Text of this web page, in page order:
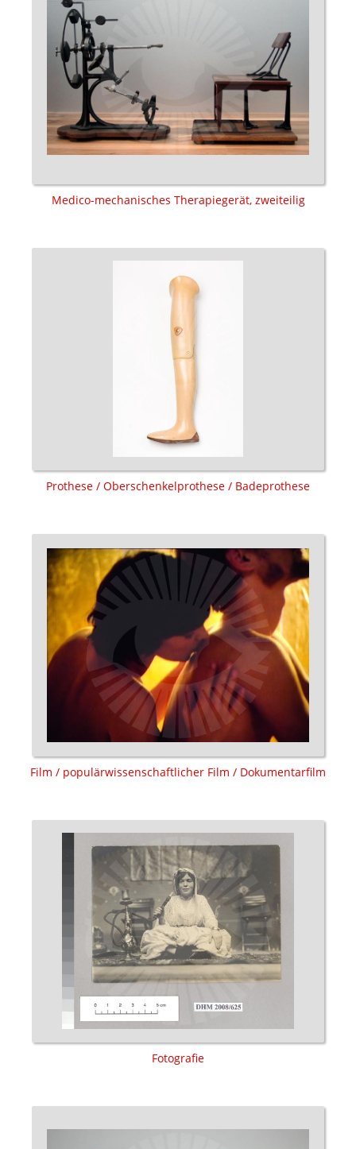
Medico-mechanisches Therapiegerät, zweiteilig
Prothese / Oberschenkelprothese / Badeprothese
Film / populärwissenschaftlicher Film / Dokumentarfilm
Fotografie